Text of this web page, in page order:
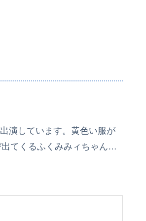
演しています。黄色い服が
てくるふくみみィちゃん…